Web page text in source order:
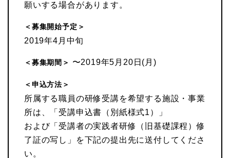
願いする場合があります。
＜募集開始予定＞
2019年4月中旬
＜募集期間＞ 〜2019年5月20日(月)
＜申込方法＞
所属する職員の研修受講を希望する施設・事業
所は、「受講申込書（別紙様式1）」
および「受講者の実践者研修（旧基礎課程）修
了証の写し」を下記の提出先に送付してくださ
い。